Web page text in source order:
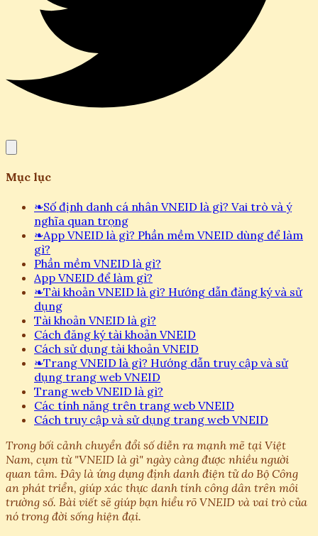
Mục lục
❧Số định danh cá nhân VNEID là gì? Vai trò và ý
nghĩa quan trọng
❧App VNEID là gì? Phần mềm VNEID dùng để làm
gì?
Phần mềm VNEID là gì?
App VNEID để làm gì?
❧Tài khoản VNEID là gì? Hướng dẫn đăng ký và sử
dụng
Tài khoản VNEID là gì?
Cách đăng ký tài khoản VNEID
Cách sử dụng tài khoản VNEID
❧Trang VNEID là gì? Hướng dẫn truy cập và sử
dụng trang web VNEID
Trang web VNEID là gì?
Các tính năng trên trang web VNEID
Cách truy cập và sử dụng trang web VNEID
Trong bối cảnh chuyển đổi số diễn ra mạnh mẽ tại Việt
Nam, cụm từ "VNEID là gì" ngày càng được nhiều người
quan tâm. Đây là ứng dụng định danh điện tử do Bộ Công
an phát triển, giúp xác thực danh tính công dân trên môi
trường số. Bài viết sẽ giúp bạn hiểu rõ VNEID và vai trò của
nó trong đời sống hiện đại.